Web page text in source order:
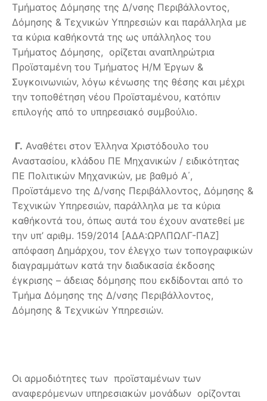
Τμήματος Δόμησης της Δ/νσης Περιβάλλοντος,
Δόμησης & Τεχνικών Υπηρεσιών και παράλληλα με
τα κύρια καθήκοντά της ως υπάλληλος του
Τμήματος Δόμησης, ορίζεται αναπληρώτρια
Προϊσταμένη του Τμήματος Η/Μ Έργων &
Συγκοινωνιών, λόγω κένωσης της θέσης και μέχρι
την τοποθέτηση νέου Προϊσταμένου, κατόπιν
επιλογής από το υπηρεσιακό συμβούλιο.
Γ. Αναθέτει στον Έλληνα Χριστόδουλο του
Αναστασίου, κλάδου ΠΕ Μηχανικών / ειδικότητας
ΠΕ Πολιτικών Μηχανικών, με βαθμό Α΄,
Προϊστάμενο της Δ/νσης Περιβάλλοντος, Δόμησης &
Τεχνικών Υπηρεσιών, παράλληλα με τα κύρια
καθήκοντά του, όπως αυτά του έχουν ανατεθεί με
την υπ’ αριθμ. 159/2014 [ΑΔΑ:ΩΡΛΠΩΛΓ-ΠΑΖ]
απόφαση Δημάρχου, τον έλεγχο των τοπογραφικών
διαγραμμάτων κατά την διαδικασία έκδοσης
έγκρισης – άδειας δόμησης που εκδίδονται από το
Τμήμα Δόμησης της Δ/νσης Περιβάλλοντος,
Δόμησης & Τεχνικών Υπηρεσιών.
Οι αρμοδιότητες των προϊσταμένων των
αναφερόμενων υπηρεσιακών μονάδων ορίζονται